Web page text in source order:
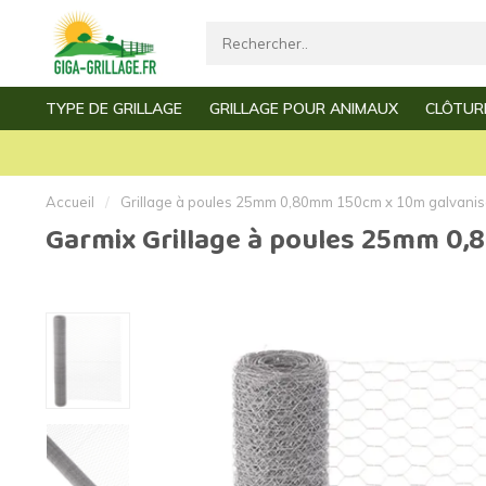
TYPE DE GRILLAGE
Grillage de jardin
Grillage clôture
GRILLAGE POUR ANIMAUX
Grillage de vollière
Grillage à mouton
Grillage à martres
Grillage à souris
Livraison rapide Service
Accueil / Grillage à poules 25mm 0,80mm 150cm x 10m
Garmix Grillage à poules 25mm